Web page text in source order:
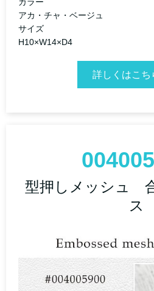
アカ・チャ・ベージュ
サイズ
H10×W14×D4
詳しくはこち
型押しメッシュ
ス